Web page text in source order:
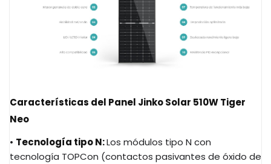
Características del Panel Jinko Solar 510W Tiger
Neo
• Tecnología tipo N:Los módulos tipo N con
tecnología TOPCon (contactos pasivantes de óxido de